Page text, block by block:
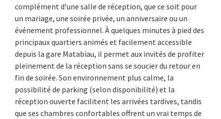
complément d’une salle de réception, que ce soit pour
un mariage, une soirée privée, un anniversaire ou un
événement professionnel. À quelques minutes à pied des
principaux quartiers animés et facilement accessible
depuis la gare Matabiau, il permet aux invités de profiter
pleinement de la réception sans se soucier du retour en
fin de soirée. Son environnement plus calme, la
possibilité de parking (selon disponibilité) et la
réception ouverte facilitent les arrivées tardives, tandis
que ses chambres confortables offrent un vrai temps de